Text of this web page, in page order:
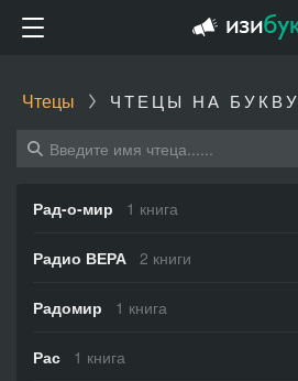
Чтецы ЧТЕЦЫ НА БУКВУ
Рад-о-мир 1 книга
Радио ВЕРА 2 книги
Радомир 1 книга
Рас 1 книга